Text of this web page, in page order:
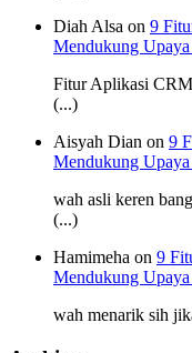
Diah Alsa on 9
Mendukung Upaya
Fitur Aplikasi CRM
(...)
Aisyah Dian on 9
Mendukung Upaya
wah asli keren
(...)
Hamimeha on 9
Mendukung Upaya
wah menarik sih